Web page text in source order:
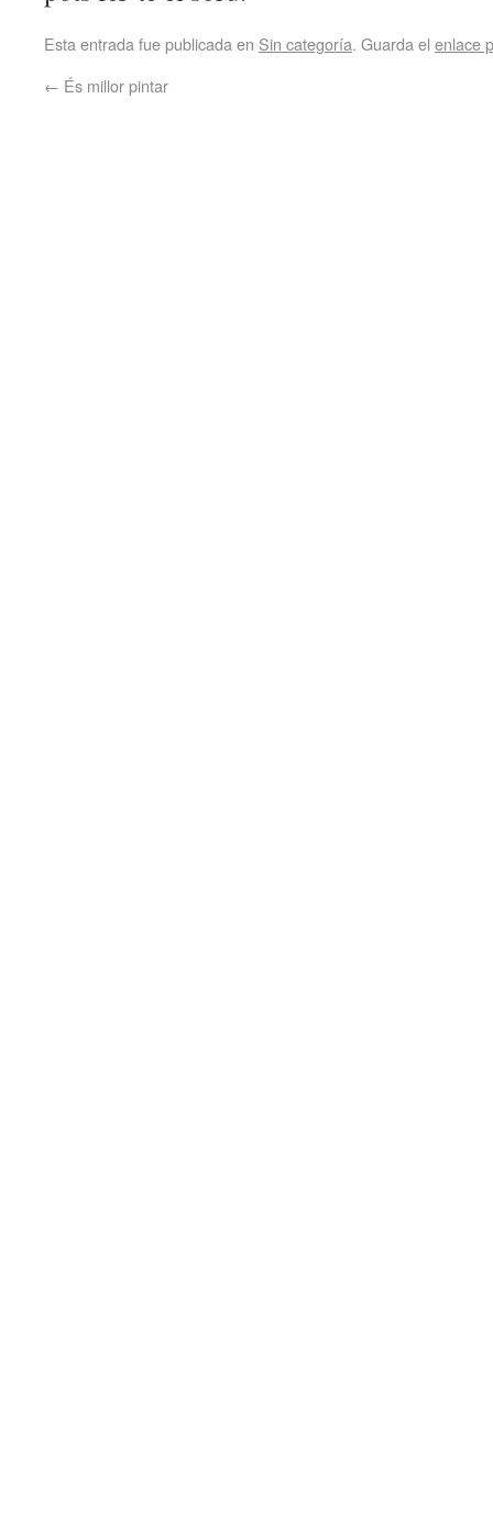
Esta entrada fue publicada en Sin categoría. Guarda el enlace
← És millor pintar